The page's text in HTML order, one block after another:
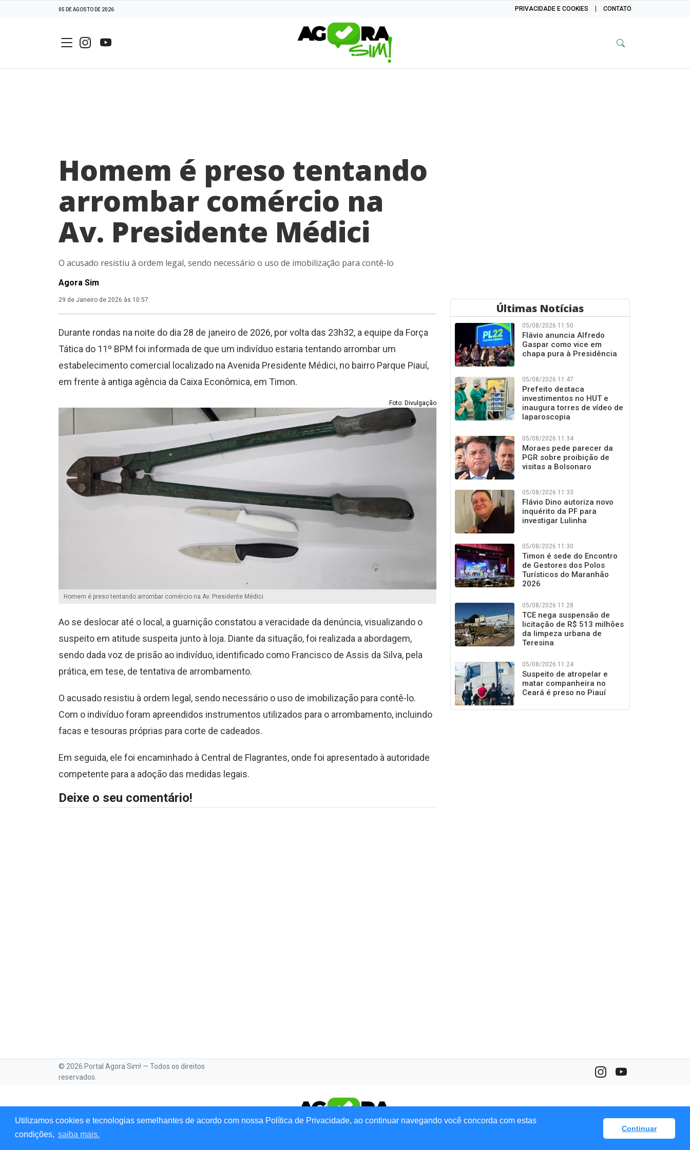
Utilizamos cookies e tecnologias semelhantes de acordo com nossa Política de Privacidade, ao continuar navegando você concorda com estas
condições, saiba mais.
Continuar
05 DE AGOSTO DE 2026 PRIVACIDADE E COOKIES CONTATO
Homem é preso tentando
arrombar comércio na
Av. Presidente Médici
O acusado resistiu à ordem legal, sendo necessário o uso de imobilização para contê-lo
Agora Sim
29 de Janeiro de 2026 às 10:57
Durante rondas na noite do dia 28 de janeiro de 2026, por volta das 23h32, a equipe da Força
Tática do 11º BPM foi informada de que um indivíduo estaria tentando arrombar um
estabelecimento comercial localizado na Avenida Presidente Médici, no bairro Parque Piauí,
em frente à antiga agência da Caixa Econômica, em Timon.
Foto: Divulgação
Homem é preso tentando arrombar comércio na Av. Presidente Médici
Ao se deslocar até o local, a guarnição constatou a veracidade da denúncia, visualizando o
suspeito em atitude suspeita junto à loja. Diante da situação, foi realizada a abordagem,
sendo dada voz de prisão ao indivíduo, identificado como Francisco de Assis da Silva, pela
prática, em tese, de tentativa de arrombamento.
O acusado resistiu à ordem legal, sendo necessário o uso de imobilização para contê-lo.
Com o indivíduo foram apreendidos instrumentos utilizados para o arrombamento, incluindo
facas e tesouras próprias para corte de cadeados.
Em seguida, ele foi encaminhado à Central de Flagrantes, onde foi apresentado à autoridade
competente para a adoção das medidas legais.
Deixe o seu comentário!
Últimas Notícias
05/08/2026 11:50
Flávio anuncia Alfredo
Gaspar como vice em
chapa pura à Presidência
05/08/2026 11:47
Prefeito destaca
investimentos no HUT e
inaugura torres de vídeo de
laparoscopia
05/08/2026 11:34
Moraes pede parecer da
PGR sobre proibição de
visitas a Bolsonaro
05/08/2026 11:33
Flávio Dino autoriza novo
inquérito da PF para
investigar Lulinha
05/08/2026 11:30
Timon é sede do Encontro
de Gestores dos Polos
Turísticos do Maranhão
2026
05/08/2026 11:28
TCE nega suspensão de
licitação de R$ 513 milhões
da limpeza urbana de
Teresina
05/08/2026 11:24
Suspeito de atropelar e
matar companheira no
Ceará é preso no Piauí
© 2026 Portal Agora Sim! — Todos os direitos
reservados.